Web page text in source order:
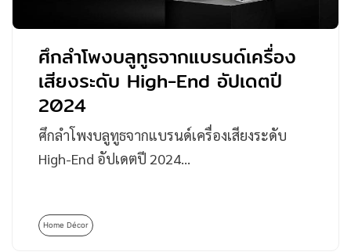
ศึกลำโพงบลูทูธจากแบรนด์เครื่อง
เสียงระดับ High-End อัปเดตปี
2024
ศึกลำโพงบลูทูธจากแบรนด์เครื่องเสียงระดับ
High-End อัปเดตปี 2024…
Home Décor